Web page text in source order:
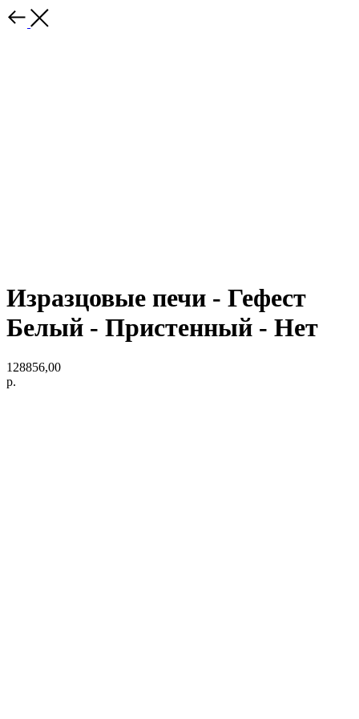
Изразцовые печи - Гефест
Белый - Пристенный - Нет
128856,00
р.